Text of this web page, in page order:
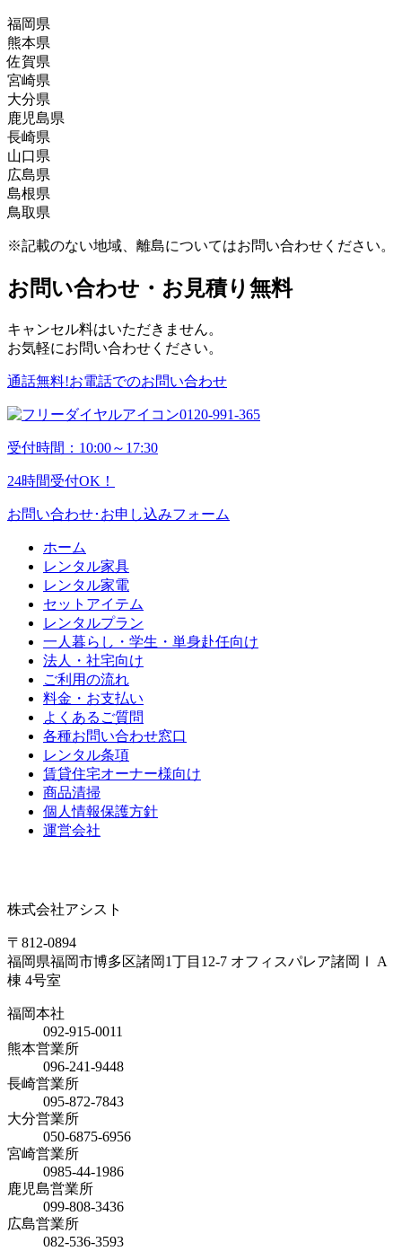
福岡県
朝倉郡、朝倉市、飯塚市、糸島市、うきは市、大川
市、大野城市、大牟田市、小郡市、遠賀郡、春日市、
糟屋郡、嘉穂郡、嘉麻市、北九州市、鞍手郡、久留米
市、古賀市、田川郡、田川市、太宰府市、筑後市、筑
紫野市、築上郡、那珂川市、中間市、直方市、福岡
市、福津市、豊前市、三井郡、三潴郡、京都郡、みや
ま市、宮若市、宗像市、柳川市、八女郡、八女市、行
橋市
熊本県
葦北郡、阿蘇郡、阿蘇市、天草郡、天草市、荒尾市、
宇城市、宇土市、上天草市、上益城郡、菊池郡、菊池
市、球磨郡、熊本市、合志郡、下益城郡、玉名郡、玉
名市、人吉市、水俣市、八代郡、八代市、山鹿市
佐賀県
伊万里市、嬉野市、小城市、鹿島市、唐津市、神埼
郡、神埼市、杵島郡、佐賀市、多久市、武雄市、鳥栖
市、西松浦郡、東松浦郡、藤津郡、三養基郡
宮崎県
えびの市、北諸県郡、串間市、小林市、児湯郡、西都
市、西臼杵郡、西諸県郡、日南市、延岡市、東臼杵
郡、東諸県郡、日向市、南那珂郡、都城市、宮崎郡、
宮崎市
大分県
宇佐市、臼杵市、大分市、杵築市、玖珠郡、国東市、
佐伯市、竹田市、津久見市、中津市、速見郡、日田
市、豊後大野市、豊後高田市、別府市、由布市
鹿児島県
姶良郡、姶良市、阿久根市、伊佐郡、伊佐市、出水
郡、出水市、いちき串木野市、指宿郡、指宿市、大口
市、鹿児島郡、鹿児島市、加世田市、鹿屋市、肝属
郡、霧島市、串木野市、国分市、薩摩郡、薩摩川内
市、志布志市、川内市、曽於郡、曽於市、垂水市、日
長崎県
諫早市、雲仙市、大村市、北松浦郡、五島市、西海
市、佐世保市、島原市、長崎市、西彼杵郡、東彼杵
郡、平戸市、松浦市、南島原市、南松浦郡
山口県
阿武郡、岩国市、宇部市、大島郡、玖珂郡、下松市、
熊毛郡、山陽小野田市、下関市、周南市、長門市、萩
市、光市、防府市、美祢市、柳井市、山口市
広島県
安芸郡、江田島市、大竹市、尾道市、呉市、庄原市、
神石郡、世羅郡、竹原市、豊田郡、廿日市市、東広島
郡
島根県
飯石郡、出雲市、雲南市、大田市、邑智郡、隠岐郡、
安来市
鳥取県
日野郡、八頭郡、米子市
※記載のない地域、離島についてはお問い合わせください。
お問い合わせ・お見積り無料
キャンセル料はいただきません。
お気軽にお問い合わせください。
通話無料!お電話でのお問い合わせ
0120-991-365
受付時間：10:00～17:30
24時間受付OK！
お問い合わせ･お申し込みフォーム
ホーム
レンタル家具
レンタル家電
セットアイテム
レンタルプラン
一人暮らし・学生・単身赴任向け
法人・社宅向け
ご利用の流れ
料金・お支払い
よくあるご質問
各種お問い合わせ窓口
レンタル条項
賃貸住宅オーナー様向け
商品清掃
個人情報保護方針
運営会社
株式会社アシスト
〒812-0894
福岡県福岡市博多区諸岡1丁目12-7 オフィスパレア諸岡Ⅰ A
棟 4号室
福岡本社
092-915-0011
熊本営業所
096-241-9448
長崎営業所
095-872-7843
大分営業所
050-6875-6956
宮崎営業所
0985-44-1986
鹿児島営業所
099-808-3436
広島営業所
082-536-3593